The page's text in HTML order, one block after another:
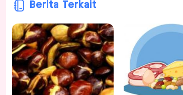
Berita Terkait